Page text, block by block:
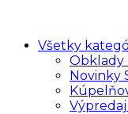
Všetky
Obklady
Novinky